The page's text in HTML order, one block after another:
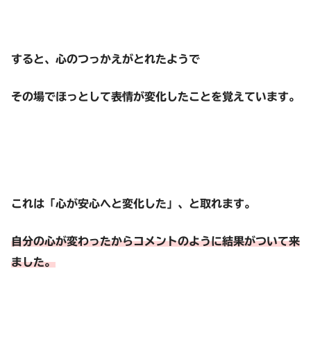
すると、心のつっかえがとれたようで
その場でほっとして表情が変化したことを覚えています。
これは「心が安心へと変化した」、と取れます。
自分の心が変わったからコメントのように結果がついて来
ました。